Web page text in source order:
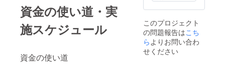
資金の使い道・実
施スケジュール
資金の使い道
このプロジェクト
の問題報告はこち
ら よりお問い合わ
せください